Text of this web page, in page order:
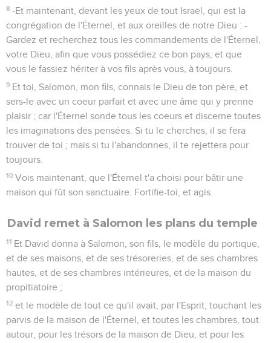
8 -Et maintenant, devant les yeux de tout Israël, qui est la
congrégation de l'Éternel, et aux oreilles de notre Dieu : -
Gardez et recherchez tous les commandements de l'Éternel,
votre Dieu, afin que vous possédiez ce bon pays, et que
vous le fassiez hériter à vos fils après vous, à toujours.
9 Et toi, Salomon, mon fils, connais le Dieu de ton père, et
sers-le avec un coeur parfait et avec une âme qui y prenne
plaisir ; car l'Éternel sonde tous les coeurs et discerne toutes
les imaginations des pensées. Si tu le cherches, il se fera
trouver de toi ; mais si tu l'abandonnes, il te rejettera pour
toujours.
10 Vois maintenant, que l'Éternel t'a choisi pour bâtir une
maison qui fût son sanctuaire. Fortifie-toi, et agis.
David remet à Salomon les plans du temple
11 Et David donna à Salomon, son fils, le modèle du portique,
et de ses maisons, et de ses trésoreries, et de ses chambres
hautes, et de ses chambres intérieures, et de la maison du
propitiatoire ;
12 et le modèle de tout ce qu'il avait, par l'Esprit, touchant les
parvis de la maison de l'Éternel, et toutes les chambres, tout
autour, pour les trésors de la maison de Dieu, et pour les